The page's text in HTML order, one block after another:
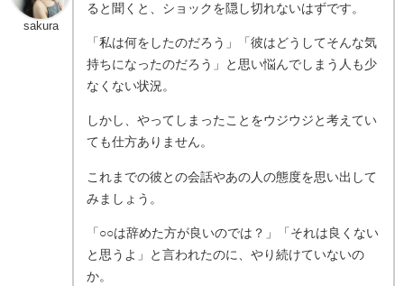
sakura
ると聞くと、ショックを隠し切れないはずです。
「私は何をしたのだろう」「彼はどうしてそんな気
持ちになったのだろう」と思い悩んでしまう人も少
なくない状況。
しかし、やってしまったことをウジウジと考えてい
ても仕方ありません。
これまでの彼との会話やあの人の態度を思い出して
みましょう。
「○○は辞めた方が良いのでは？」「それは良くない
と思うよ」と言われたのに、やり続けていないの
か。